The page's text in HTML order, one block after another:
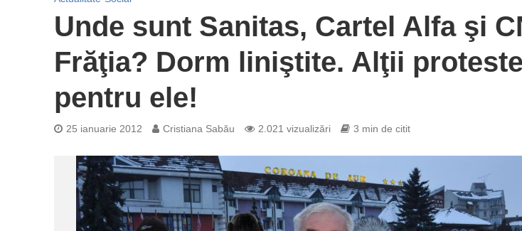
Unde sunt Sanitas, Cartel Alfa şi
Frăţia? Dorm liniştite. Alţii
pentru ele!
25 ianuarie 2012 Cristiana Sabău 2.021 vizualizări 3 min de citit